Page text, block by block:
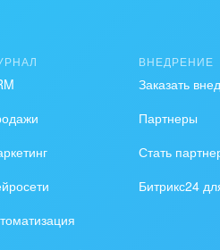
заполнены.
в зависимости от
ВНЕДРЕНИЕ
Заказать
Партнеры
Стать
Битрикс24